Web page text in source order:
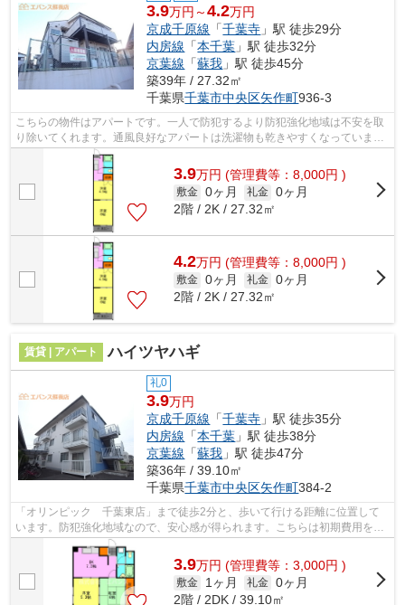
3.9万円～4.2万円
京成千原線 「千葉寺 」駅 徒歩29分
内房線 「本千葉 」駅 徒歩32分
京葉線 「蘇我 」駅 徒歩45分
築39年 / 27.32㎡
千葉県千葉市中央区矢作町936-3
こちらの物件はアパートです。一人で防犯するより防犯強化地域は不安を取
り除いてくれます。通風良好なアパートは洗濯物も乾きやすくなっていま
す。ぜひ一度見ていただきたい、「スカ...
3.9万円 (管理費等：8,000円 )
敷金 0ヶ月 礼金 0ヶ月
2階 / 2K / 27.32㎡
4.2万円 (管理費等：8,000円 )
敷金 0ヶ月 礼金 0ヶ月
2階 / 2K / 27.32㎡
賃貸 | アパート ハイツヤハギ
礼0
3.9万円
京成千原線 「千葉寺 」駅 徒歩35分
内房線 「本千葉 」駅 徒歩38分
京葉線 「蘇我 」駅 徒歩47分
築36年 / 39.10㎡
千葉県千葉市中央区矢作町384-2
「オリンピック 千葉東店」まで徒歩2分と、歩いて行ける距離に位置して
います。防犯強化地域なので、安心感が得られます。こちらは初期費用をカ
ードでお支払いいただける物件です。ぜ...
3.9万円 (管理費等：3,000円 )
敷金 1ヶ月 礼金 0ヶ月
2階 / 2DK / 39.10㎡